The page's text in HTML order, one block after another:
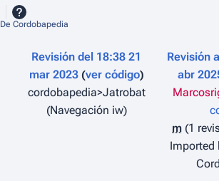
De Cordobapedia
Revisión del 18:38 21
mar 2023 ver código
cordobapedia>Jatrobat
Navegación iw
Revisión
abr
m 1